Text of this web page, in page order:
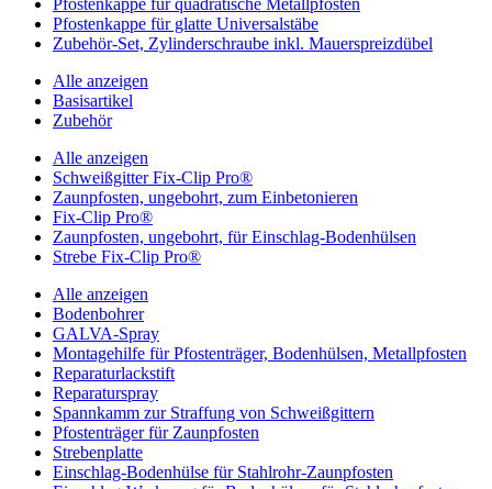
Pfostenkappe für quadratische Metallpfosten
Pfostenkappe für glatte Universalstäbe
Zubehör-Set, Zylinderschraube inkl. Mauerspreizdübel
Alle anzeigen
Basisartikel
Zubehör
Alle anzeigen
Schweißgitter Fix-Clip Pro®
Zaunpfosten, ungebohrt, zum Einbetonieren
Fix-Clip Pro®
Zaunpfosten, ungebohrt, für Einschlag-Bodenhülsen
Strebe Fix-Clip Pro®
Alle anzeigen
Bodenbohrer
GALVA-Spray
Montagehilfe für Pfostenträger, Bodenhülsen, Metallpfosten
Reparaturlackstift
Reparaturspray
Spannkamm zur Straffung von Schweißgittern
Pfostenträger für Zaunpfosten
Strebenplatte
Einschlag-Bodenhülse für Stahlrohr-Zaunpfosten